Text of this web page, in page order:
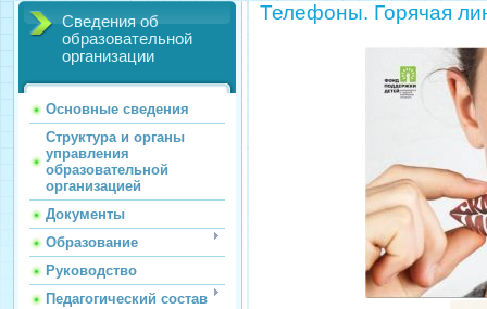
Сведения об
образовательной
организации
Основные сведения
Структура и органы
управления
образовательной
организацией
Документы
Образование
Руководство
Педагогический состав
Телефоны. Горячая